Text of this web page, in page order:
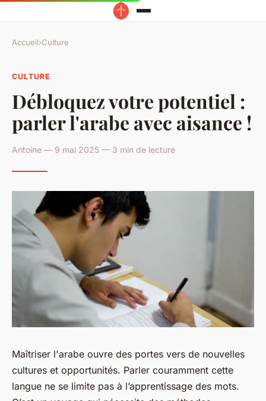
Accueil›Culture
CULTURE
Débloquez votre potentiel :
parler l'arabe avec aisance !
Antoine — 9 mai 2025 — 3 min de lecture
Maîtriser l'arabe ouvre des portes vers de nouvelles
cultures et opportunités. Parler couramment cette
langue ne se limite pas à l’apprentissage des mots.